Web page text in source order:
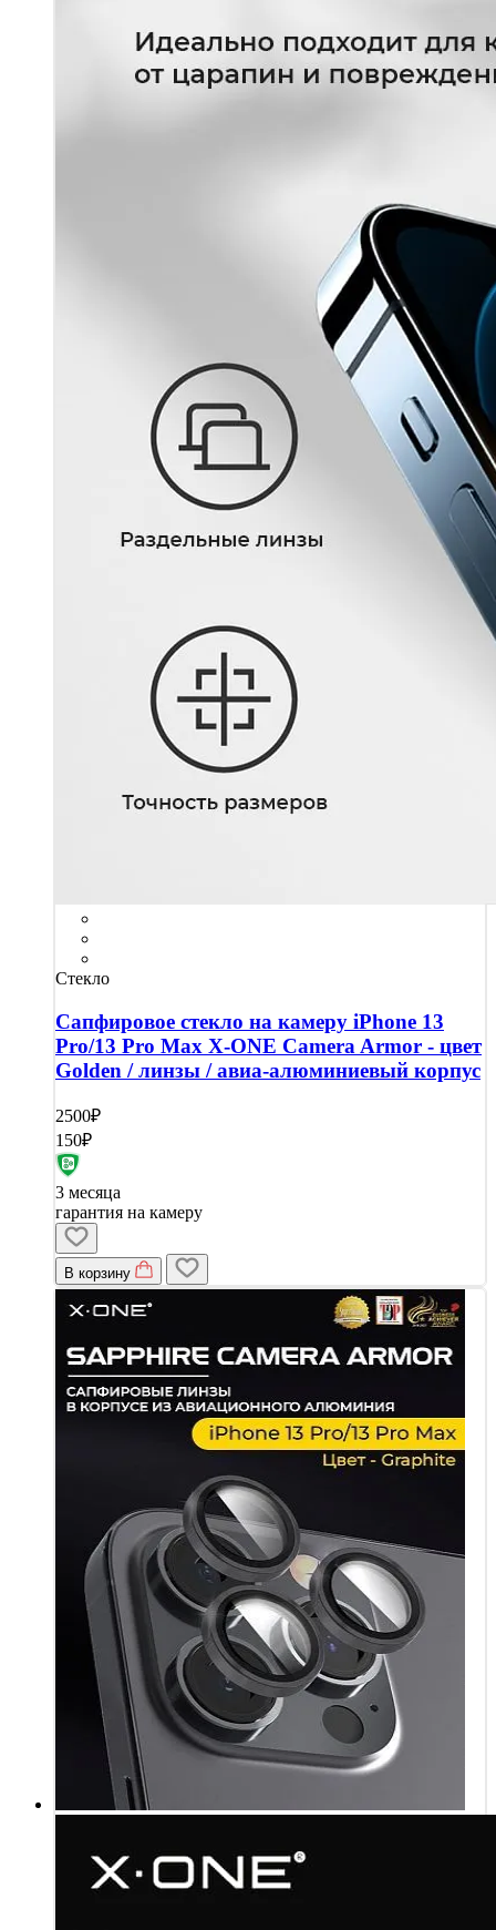
Стекло
Сапфировое стекло на камеру iPhone 13
Pro/13 Pro Max X-ONE Camera Armor - цвет
Golden / линзы / авиа-алюминиевый корпус
2500₽
150₽
3 месяца
гарантия на камеру
В корзину